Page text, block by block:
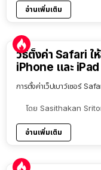
อ่านเพิ่มเติม
วิธีตั้งค่า Safari ใ
iPhone และ iPad
การตั้งค่าเว็ปเบาว์เซอร์
โดย Sasithakan
อ่านเพิ่มเติม